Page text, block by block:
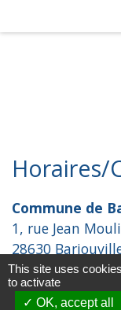
Horaires/
Commune de
1, rue Jean
28630
+33 2 37 34 30 04
Contact par
This site uses
to activate
OK, accept all